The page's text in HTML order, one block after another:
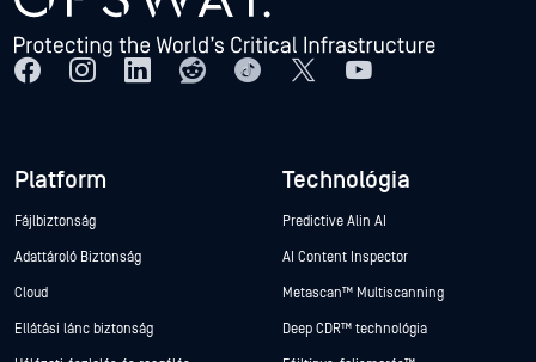
Platform
Fájlbiztonság
Adattároló Biztonság
Cloud
Ellátási lánc biztonság
Technológia
Predictive Alin AI
AI Content Inspector
Metascan™ Multiscanning
Deep CDR™ technológia